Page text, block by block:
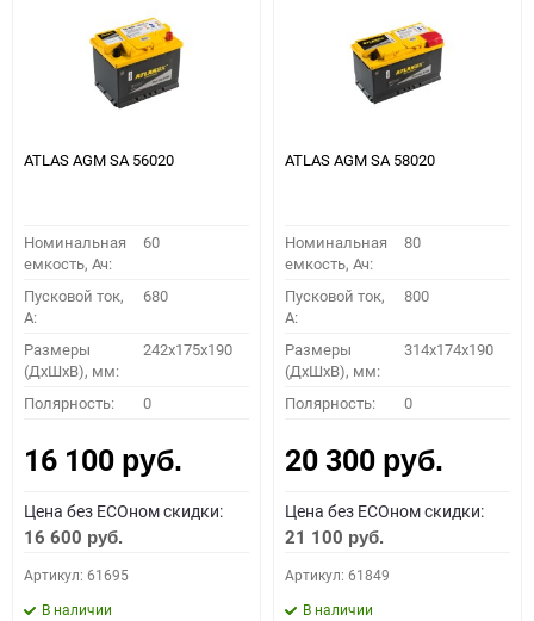
ATLAS AGM SA 56020
Номинальная
емкость, Ач:
60
Пусковой ток,
A:
680
Размеры
(ДхШхВ), мм:
242x175x190
Полярность: 0
16 100 руб.
Цена без ECOном скидки:
16 600 руб.
Артикул: 61695
В наличии
ATLAS AGM SA 58020
Номинальная
емкость, Ач:
80
Пусковой ток,
A:
800
Размеры
(ДхШхВ), мм:
314x174x190
Полярность: 0
20 300 руб.
Цена без ECOном скидки:
21 100 руб.
Артикул: 61849
В наличии